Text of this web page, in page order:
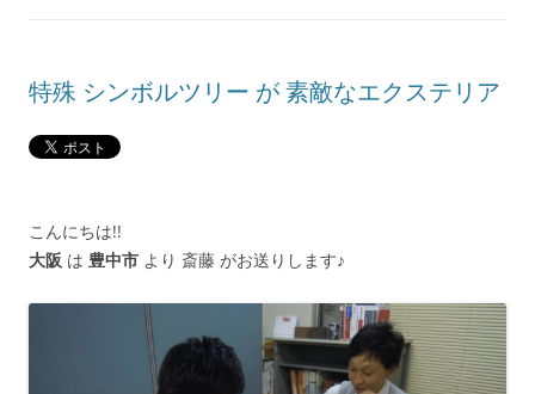
特殊 シンボルツリー が 素敵なエクステリア
こんにちは!!
大阪 は 豊中市 より 斎藤 がお送りします♪